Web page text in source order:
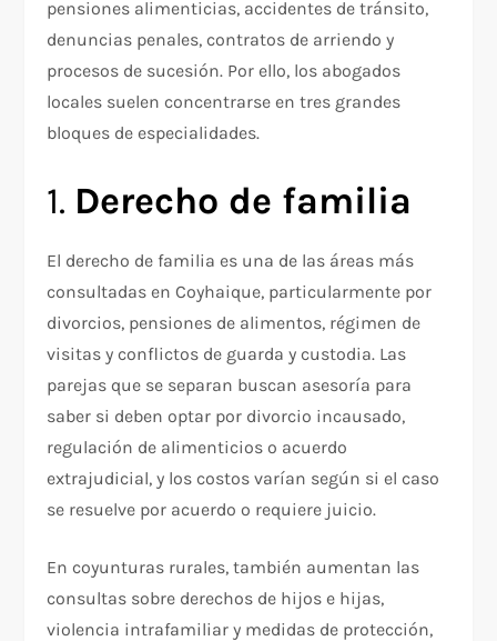
pensiones alimenticias, accidentes de tránsito,
denuncias penales, contratos de arriendo y
procesos de sucesión. Por ello, los abogados
locales suelen concentrarse en tres grandes
bloques de especialidades.
1. Derecho de familia
El derecho de familia es una de las áreas más
consultadas en Coyhaique, particularmente por
divorcios, pensiones de alimentos, régimen de
visitas y conflictos de guarda y custodia. Las
parejas que se separan buscan asesoría para
saber si deben optar por divorcio incausado,
regulación de alimenticios o acuerdo
extrajudicial, y los costos varían según si el caso
se resuelve por acuerdo o requiere juicio.
En coyunturas rurales, también aumentan las
consultas sobre derechos de hijos e hijas,
violencia intrafamiliar y medidas de protección,